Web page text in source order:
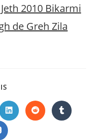
2010 Bikarmi
de Greh Zila
CONTENT
Opens
in
Opens
in
Opens
in